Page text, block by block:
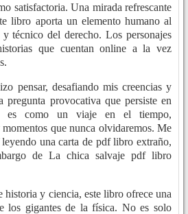
satisfactoria. Una mirada refrescante
libro aporta un elemento humano al
técnico del derecho. Los personajes
que cuentan online a la vez
pensar, desafiando mis creencias y
pregunta provocativa que persiste en
es como un viaje en el tiempo,
que nunca olvidaremos. Me
una carta de pdf libro extraño,
de La chica salvaje pdf libro
historia y ciencia, este libro ofrece una
los gigantes de la física. No es solo